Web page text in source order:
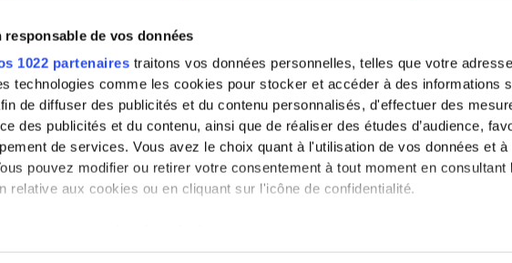
de vos données
1022 partenaires traitons vos données personnelles, telles que votre
technologies comme les cookies pour stocker et accéder à des informations
de diffuser des publicités et du contenu personnalisés, d'effectuer des
des publicités et du contenu, ainsi que de réaliser des études d’audience,
de services. Vous avez le choix quant à l'utilisation de vos données et à
pouvez modifier ou retirer votre consentement à tout moment en consultant
relative aux cookies ou en cliquant sur l'icône de confidentialité.
des informations sur votre localisation géographique qui peuvent être
Me connecter Découvrir notre communauté
Rejoindre Call Of Success
Qui sommes-nous ?
Fonctionnalités